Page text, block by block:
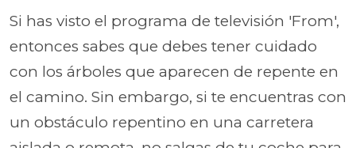
Si has visto el programa de televisión 'From',
entonces sabes que debes tener cuidado
con los árboles que aparecen de repente en
el camino. Sin embargo, si te encuentras con
un obstáculo repentino en una carretera